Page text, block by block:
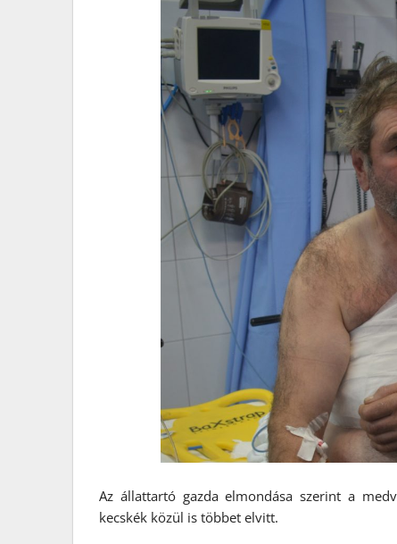
Az állattartó gazda elmondása szerint a
kecskék közül is többet elvitt.